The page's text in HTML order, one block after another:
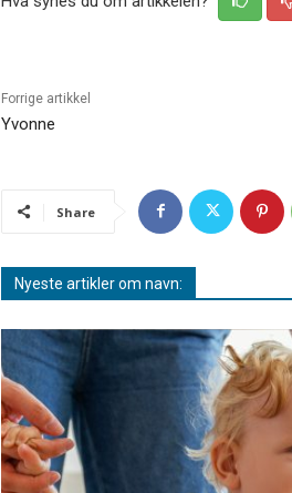
Forrige artikkel
Yvonne
Share
Nyeste artikler om navn: